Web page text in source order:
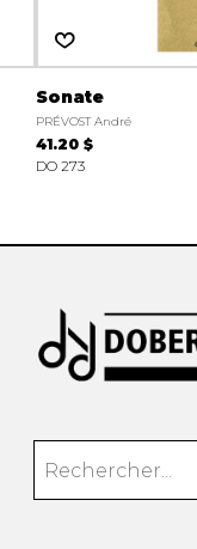
Sonate
PRÉVOST André
41.20 $
DO 273